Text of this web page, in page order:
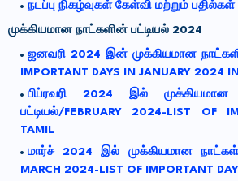
நடப்பு நிகழ்வுகள் கேள்வி மற்றும்
முக்கியமான நாட்களின் பட்டியல் 2024
ஜனவரி 2024 இன் முக்கியமான
IMPORTANT DAYS IN JANUARY 2024
பிப்ரவரி 2024 இல் முக்கியமான
பட்டியல்/FEBRUARY 2024-LIST OF
TAMIL
மார்ச் 2024 இல் முக்கியமான
MARCH 2024-LIST OF IMPORTANT